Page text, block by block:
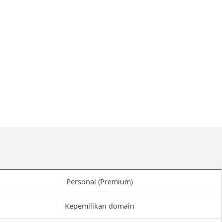
Personal (Premium)
Kepemilikan domain